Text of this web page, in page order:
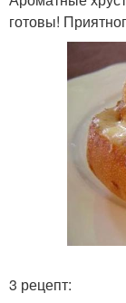
готовы!
3 рецепт: